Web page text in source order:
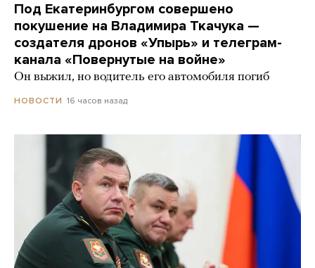
Под Екатеринбургом совершено
покушение на Владимира Ткачука —
создателя дронов «Упырь» и телеграм-
канала «Повернутые на войне»
Он выжил, но водитель его автомобиля погиб
НОВОСТИ 16 часов назад